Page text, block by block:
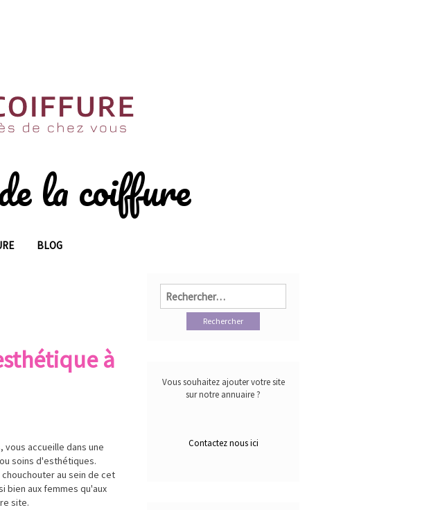
la coiffure
BLOG
à
accueille dans une
soins d'esthétiques.
au sein de cet
bien aux femmes qu'aux
site.
Rechercher :
Vous souhaitez ajouter votre site
sur notre annuaire ?
Contactez nous ici